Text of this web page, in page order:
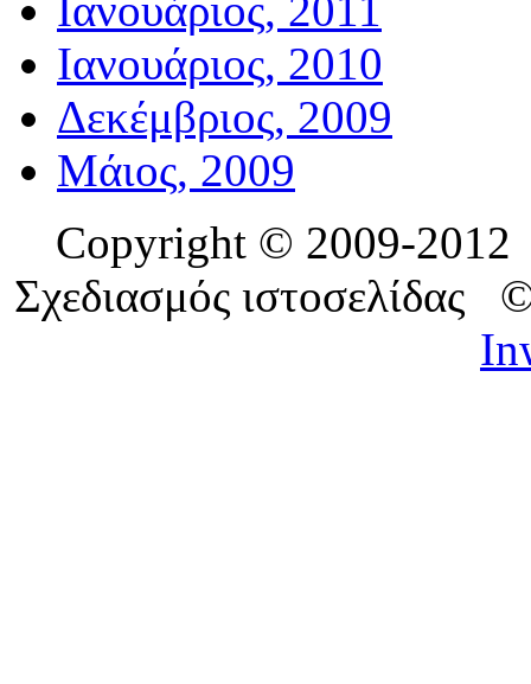
Ιανουάριος, 2011
Ιανουάριος, 2010
Δεκέμβριος, 2009
Μάιος, 2009
Copyright © 2009-
Σχεδιασμός